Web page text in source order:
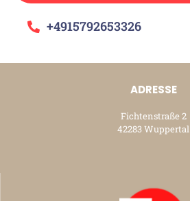
+4915792653326
ADRESSE
Fichtenstraße 2
42283 Wuppertal